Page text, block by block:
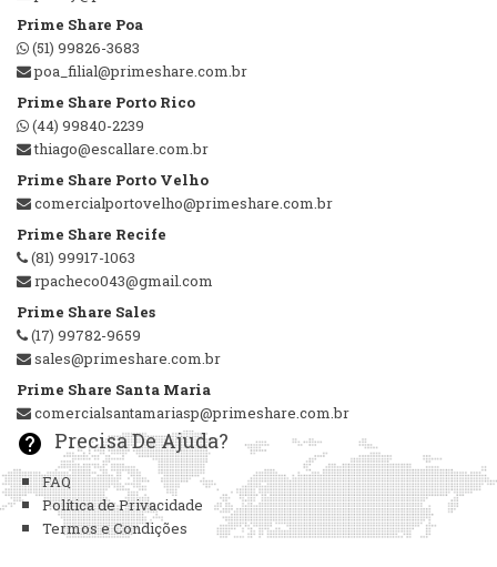
Prime Share Poa
(51) 99826-3683
poa_filial@primeshare.com.br
Prime Share Porto Rico
(44) 99840-2239
thiago@escallare.com.br
Prime Share Porto Velho
comercialportovelho@primeshare.com.br
Prime Share Recife
(81) 99917-1063
rpacheco043@gmail.com
Prime Share Sales
(17) 99782-9659
sales@primeshare.com.br
Prime Share Santa Maria
comercialsantamariasp@primeshare.com.br
help Precisa De Ajuda?
FAQ
Política de Privacidade
Termos e Condições